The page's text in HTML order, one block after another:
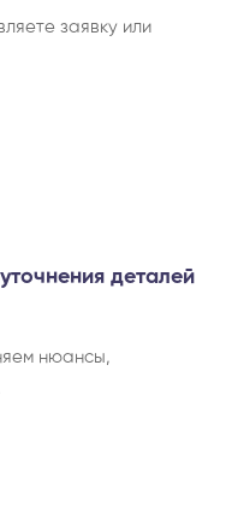
заявку или
деталей
нюансы,